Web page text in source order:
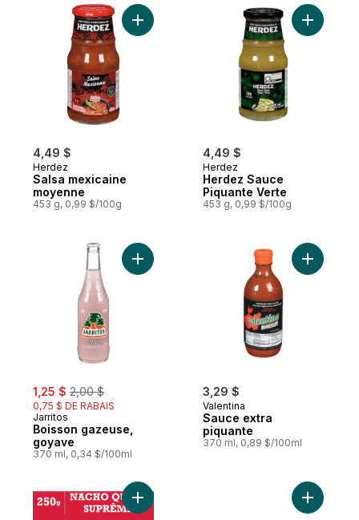
4,49 $
Herdez
Salsa mexicaine
moyenne
453 g, 0,99 $/100g
Ajouter Salsa mexicaine moyenne au
4,49 $
Herdez
Herdez Sauce
Piquante Verte
453 g, 0,99 $/100g
Ajouter
sale:
1,25 $ , formerly:
2,00 $
0,75 $ DE RABAIS
Jarritos
Boisson gazeuse,
goyave
370 ml, 0,34 $/100ml
Ajouter Boisson gazeuse, goyave au
3,29 $
Valentina
Sauce extra
piquante
370 ml, 0,89 $/100ml
Ajouter
Ajouter Trempette à la crème sureAjouter